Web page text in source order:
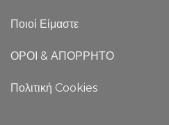
Ποιοί Είμαστε
ΟΡΟΙ & ΑΠΟΡΡΗΤΟ
Πολιτική Cookies